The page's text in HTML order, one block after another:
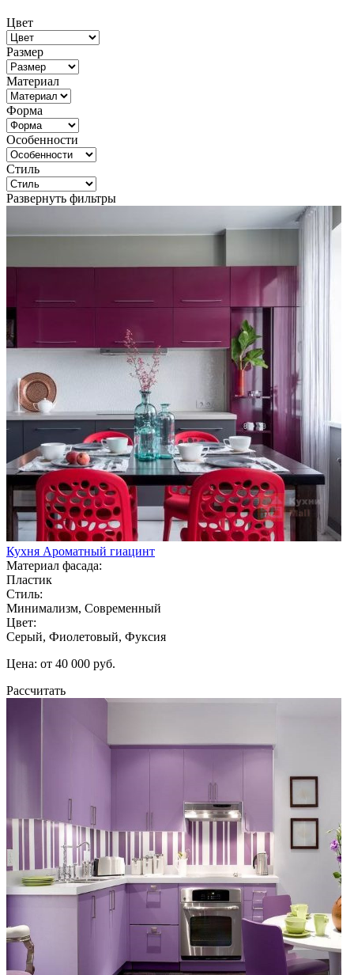
Цвет
Размер
Материал
Форма
Особенности
Стиль
Развернуть фильтры
Кухня Ароматный гиацинт
Материал фасада:
Пластик
Стиль:
Минимализм, Современный
Цвет:
Серый, Фиолетовый, Фуксия
Цена: от 40 000 руб.
Рассчитать